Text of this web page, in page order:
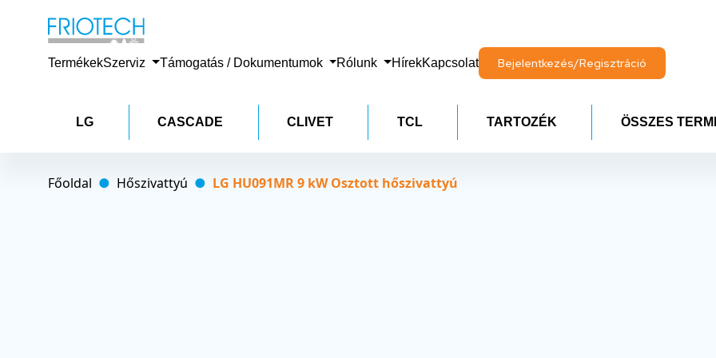
TermékekSzerviz Támogatás / Dokumentumok Rólunk HírekKapcsolat Bejelentkezés/Regisztráció
LG CASCADE CLIVET TCL TARTOZÉK ÖSSZES
Főoldal Hőszivattyú LG HU091MR 9 kW Osztott hőszivattyú